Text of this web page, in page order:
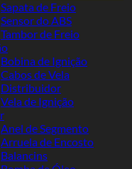
Sapata de Freio
Sensor do ABS
Tambor de Freio
Bobina de Ignição
Cabos de Vela
Distribuidor
Vela de Ignição
Anel de Segmento
Arruela de Encosto
Balancins